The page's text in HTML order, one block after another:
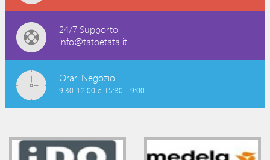
24/7 Supporto
info@tatoetata.it
Orari Negozio
9:30-12:00 e 15:30-19:00